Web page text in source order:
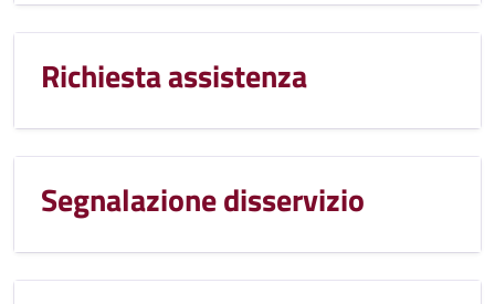
Richiesta assistenza
Segnalazione disservizio